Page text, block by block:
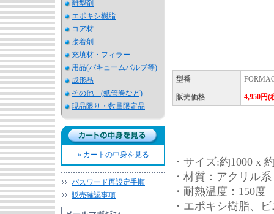
離型剤
エポキシ樹脂
コア材
接着剤
充填材・フィラー
用品(バキュームバルブ等)
成形品
その他 (紙管巻など)
現品限り・数量限定品
» カートの中身を見る
パスワード再設定手順
販売確認事項
型番
販売価格 4,950円(
・サイズ:約1000 x
・材質：アクリル系
・耐熱温度：150度
・エポキシ樹脂、